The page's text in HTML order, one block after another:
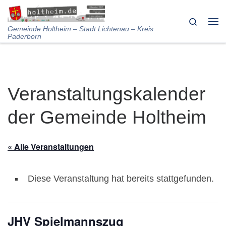
Skip to content
Gemeinde Holtheim – Stadt Lichtenau – Kreis
Paderborn
Search
Veranstaltungskalender
der Gemeinde Holtheim
« Alle Veranstaltungen
Diese Veranstaltung hat bereits stattgefunden.
JHV Spielmannszug